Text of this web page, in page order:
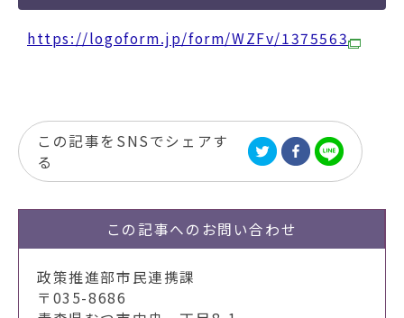
https://logoform.jp/form/WZFv/1375563
この記事をSNSでシェアす
る
この記事への お問い合わせ
政策推進部市民連携課
〒035-8686